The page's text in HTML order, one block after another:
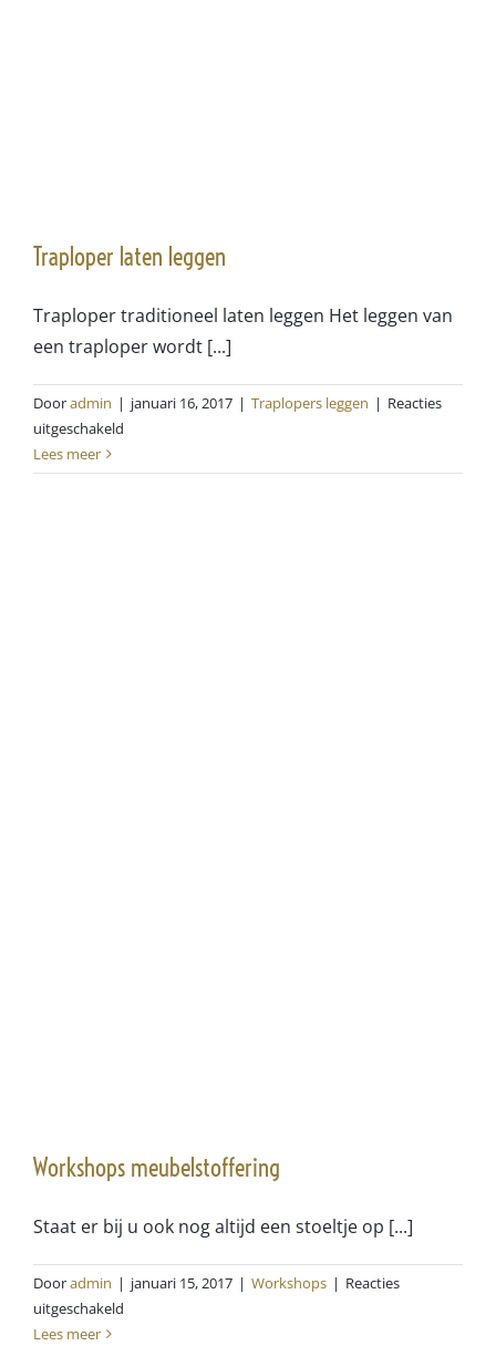
Traploper laten leggen
Traploper traditioneel laten leggen Het leggen van
een traploper wordt [...]
Dooradmin | januari 16, 2017 | Traplopers leggen | Reacties
uitgeschakeld
laten
Lees meer
Workshops meubelstoffering
Staat er bij u ook nog altijd een stoeltje op [...]
Dooradmin | januari 15, 2017 | Workshops | Reacties
uitgeschakeld
Lees meer